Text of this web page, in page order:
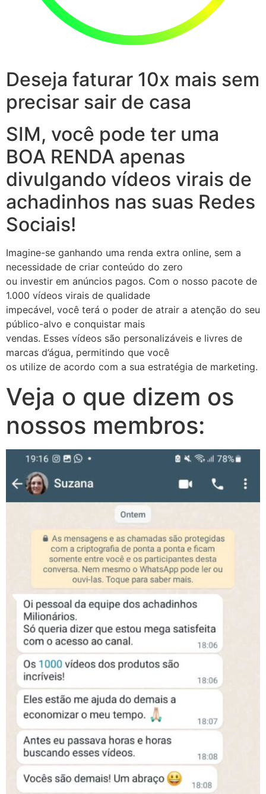
Deseja faturar 10x mais sem
precisar sair de casa
SIM, você pode ter uma
BOA RENDA apenas
divulgando vídeos virais de
achadinhos nas suas Redes
Sociais!
Imagine-se ganhando uma renda extra online, sem a
necessidade de criar conteúdo do zero
ou investir em anúncios pagos. Com o nosso pacote de
1.000 vídeos virais de qualidade
impecável, você terá o poder de atrair a atenção do seu
público-alvo e conquistar mais
vendas. Esses vídeos são personalizáveis e livres de
marcas d’água, permitindo que você
os utilize de acordo com a sua estratégia de marketing.
Veja o que dizem os
nossos membros: